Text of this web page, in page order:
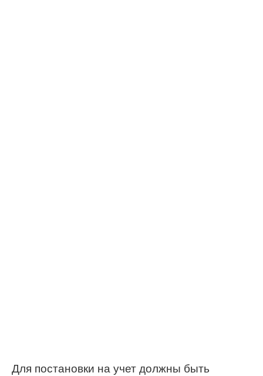
Для постановки на учет должны быть